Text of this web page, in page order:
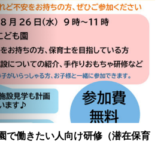
で働きたい人向け研修（潜在保育